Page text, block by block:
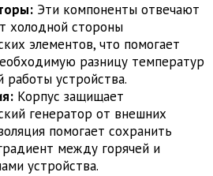
Эти компоненты отвечают
холодной стороны
элементов, что помогает
разницу температур
устройства.
Корпус защищает
генератор от внешних
помогает сохранить
между горячей и
устройства.